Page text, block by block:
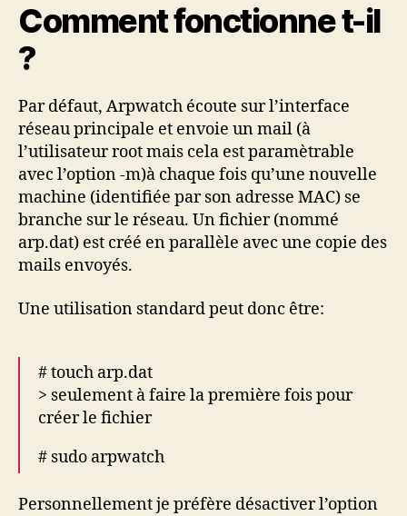
Comment fonctionne t-il
?
Par défaut, Arpwatch écoute sur l’interface
réseau principale et envoie un mail (à
l’utilisateur root mais cela est paramètrable
avec l’option -m)à chaque fois qu’une nouvelle
machine (identifiée par son adresse MAC) se
branche sur le réseau. Un fichier (nommé
arp.dat) est créé en parallèle avec une copie des
mails envoyés.
Une utilisation standard peut donc être:
# touch arp.dat
> seulement à faire la première fois pour
créer le fichier
# sudo arpwatch
Personnellement je préfère désactiver l’option